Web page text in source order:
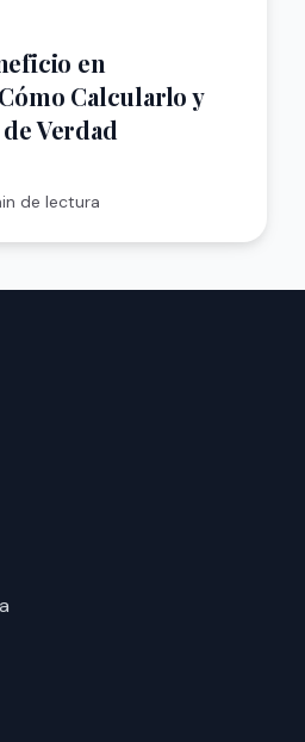
en
Calcularlo y
Verdad
de lectura